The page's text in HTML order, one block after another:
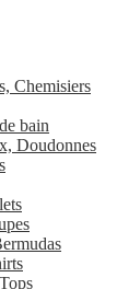
Chemisiers
bain
Doudonnes